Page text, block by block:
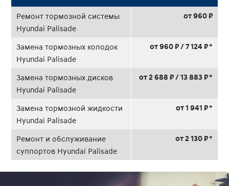
Ремонт тормозной системы
Hyundai Palisade
от 960 ₽
Замена тормозных колодок
Hyundai Palisade
от 960 ₽ / 7 124 ₽ *
Замена тормозных дисков
Hyundai Palisade
от 2 688 ₽ / 13 883 ₽ *
Замена тормозной жидкости
Hyundai Palisade
от 1 941 ₽ *
Ремонт и обслуживание
суппортов Hyundai Palisade
от 2 130 ₽ *